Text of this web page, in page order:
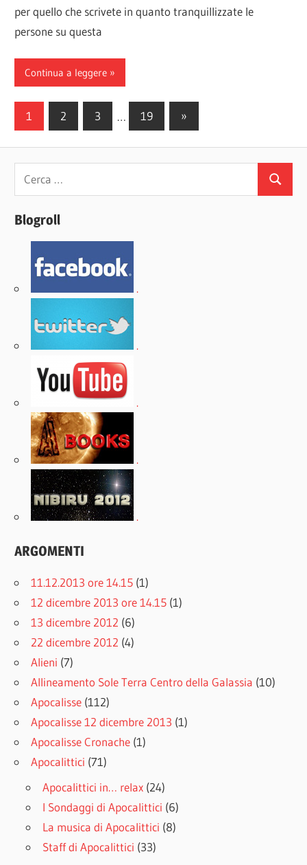
per quello che scrivete in quanto tranquillizzate le
persone su questa
Continua a leggere
Paginazione
articoli
1 2 3 … 19
Articoli
successivi
»
Ricerca
per:
Cerca
Blogroll
.
.
.
.
.
ARGOMENTI
11.12.2013 ore 14.15 (1)
12 dicembre 2013 ore 14.15 (1)
13 dicembre 2012 (6)
22 dicembre 2012 (4)
Alieni (7)
Allineamento Sole Terra Centro della Galassia (10)
Apocalisse (112)
Apocalisse 12 dicembre 2013 (1)
Apocalisse Cronache (1)
Apocalittici (71)
Apocalittici in… relax (24)
I Sondaggi di Apocalittici (6)
La musica di Apocalittici (8)
Staff di Apocalittici (33)